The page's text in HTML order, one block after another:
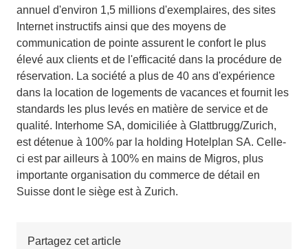
annuel d'environ 1,5 millions d'exemplaires, des sites
Internet instructifs ainsi que des moyens de
communication de pointe assurent le confort le plus
élevé aux clients et de l'efficacité dans la procédure de
réservation. La société a plus de 40 ans d'expérience
dans la location de logements de vacances et fournit les
standards les plus levés en matière de service et de
qualité. Interhome SA, domiciliée à Glattbrugg/Zurich,
est détenue à 100% par la holding Hotelplan SA. Celle-
ci est par ailleurs à 100% en mains de Migros, plus
importante organisation du commerce de détail en
Suisse dont le siège est à Zurich.
Partagez cet article